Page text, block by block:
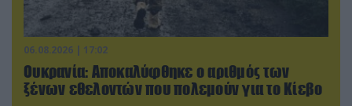
06.08.2026 | 17:02
Ουκρανία: Αποκαλύφθηκε ο αριθμός των
ξένων εθελοντών που πολεμούν για το Κίεβο